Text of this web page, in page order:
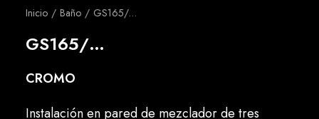
Inicio Baño GS165/…
GS165/…
CROMO
Instalación en pared de mezclador de tres